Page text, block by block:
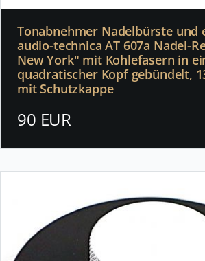
Tonabnehmer Nadelbürste und
audio-technica AT 607a Nadel-
New York" mit Kohlefasern in
quadratischer Kopf gebündelt,
mit Schutzkappe
90 EUR